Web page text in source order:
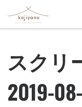
コンテンツへスキ
スクリ
2019-